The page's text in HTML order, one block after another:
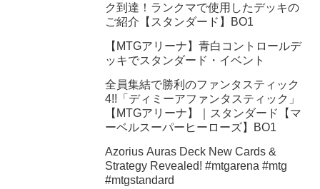
ク到達！ランクマで使用したデッキの
ご紹介【スタンダード】BO1
【MTGアリーナ】青白コントロールデ
ッキでスタンダード・イベント
全員集結で勝利のファンタスティック
4!!「ディミーアファンタスティック」
【MTGアリーナ】｜スタンダード【マ
ーベルスーパーヒーローズ】BO1
Azorius Auras Deck New Cards &
Strategy Revealed! #mtgarena #mtg
#mtgstandard